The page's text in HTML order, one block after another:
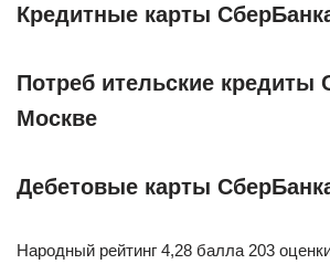
Кредитные карты
Потреб ительские кредиты
Москве
Дебетовые карты
Народный рейтинг 4,28 балла 203